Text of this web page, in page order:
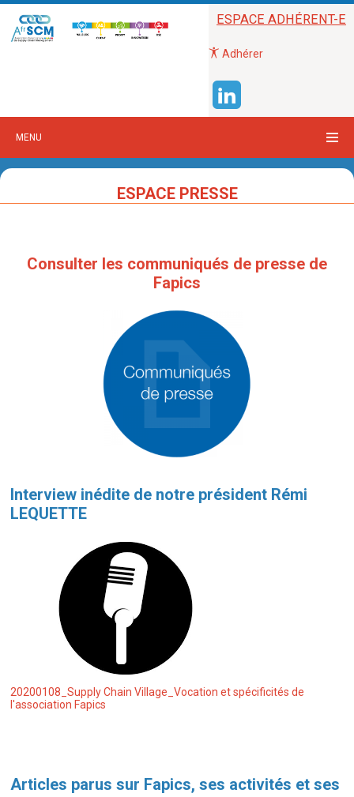
ESPACE ADHÉRENT-E
Adhérer
MENU
ESPACE PRESSE
Consulter les communiqués de presse de
Fapics
Interview inédite de notre président Rémi
LEQUETTE
20200108_Supply Chain Village_Vocation et spécificités de
l'association Fapics
Articles parus sur Fapics, ses activités et ses